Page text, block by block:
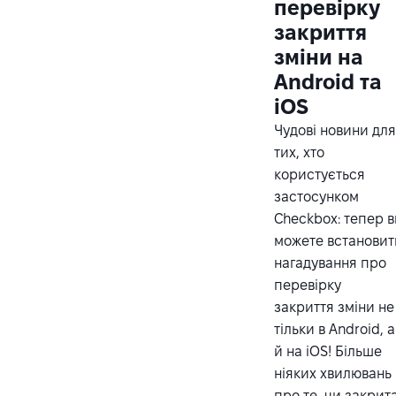
перевірку
закриття
зміни на
Android та
iOS
Чудові новини для
тих, хто
користується
застосунком
Checkbox: тепер
можете
нагадування про
перевірку
закриття зміни не
тільки в Android, а
й на iOS! Більше
ніяких хвилювань